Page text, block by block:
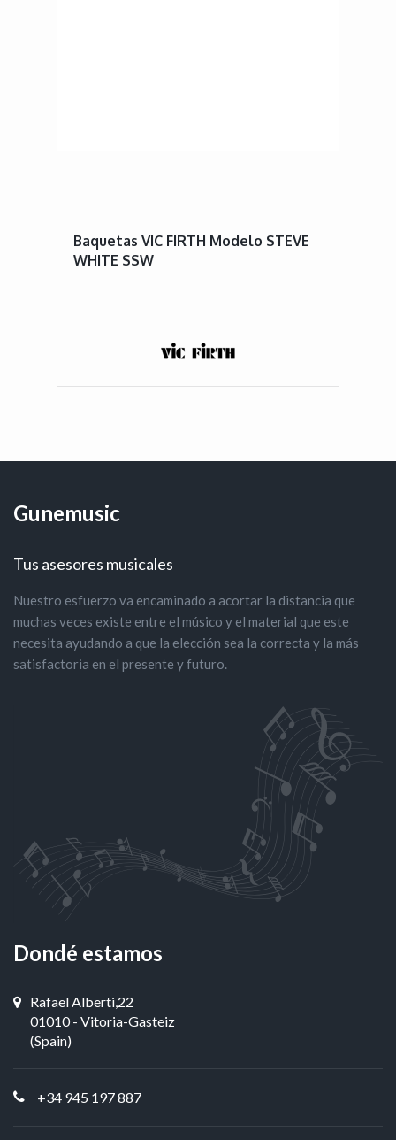
Baquetas VIC FIRTH Modelo STEVE
WHITE SSW
Gunemusic
Tus asesores musicales
Nuestro esfuerzo va encaminado a acortar la distancia que
muchas veces existe entre el músico y el material que este
necesita ayudando a que la elección sea la correcta y la más
satisfactoria en el presente y futuro.
Dondé estamos
Rafael Alberti,22
01010 - Vitoria-Gasteiz
(Spain)
+34 945 197 887